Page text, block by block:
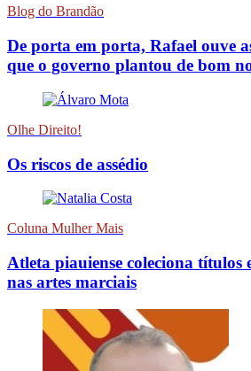
Blog do Brandão
De porta em porta, Rafael ouve
que o governo plantou de bom
Olhe Direito!
Os riscos de assédio
Coluna Mulher Mais
Atleta piauiense coleciona títulos
nas artes marciais